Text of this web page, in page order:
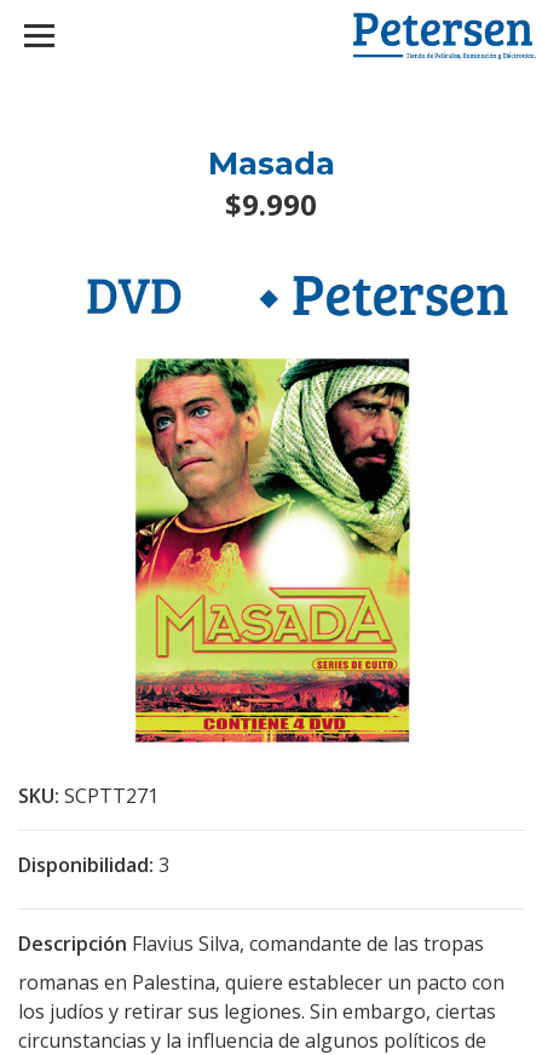
Masada
$9.990
SKU: SCPTT271
Disponibilidad: 3
Descripción Flavius Silva, comandante de las tropas
romanas en Palestina, quiere establecer un pacto con
los judíos y retirar sus legiones. Sin embargo, ciertas
circunstancias y la influencia de algunos políticos de